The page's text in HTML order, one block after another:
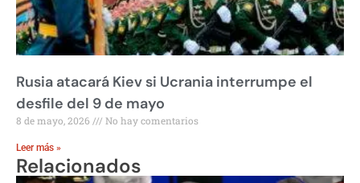
Rusia atacará Kiev si Ucrania interrumpe el
desfile del 9 de mayo
8 de mayo, 2026 No hay comentarios
Leer más »
Relacionados